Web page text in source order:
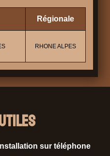
Régionale
RHONE ALPES
sur téléphone